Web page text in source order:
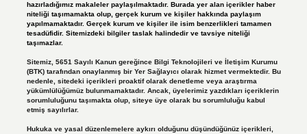
hazırladığımız makaleler paylaşılmaktadır. Burada yer alan içerikler haber
niteliği taşımamakta olup, gerçek kurum ve kişiler hakkında paylaşım
yapılmamaktadır. Gerçek kurum ve kişiler ile isim benzerlikleri tamamen
tesadüfidir. Sitemizdeki bilgiler taslak halindedir ve tavsiye niteliği
taşımazlar.
Sitemiz, 5651 Sayılı Kanun gereğince Bilgi Teknolojileri ve İletişim Kurumu
(BTK) tarafından onaylanmış bir Yer Sağlayıcı olarak hizmet vermektedir. Bu
nedenle, sitedeki içerikleri proaktif olarak denetleme veya araştırma
yükümlülüğümüz bulunmamaktadır. Ancak, üyelerimiz yazdıkları içeriklerin
sorumluluğunu taşımakta olup, siteye üye olarak bu sorumluluğu kabul
etmiş sayılırlar.
Hukuka ve yasal düzenlemelere aykırı olduğunu düşündüğünüz içerikleri,